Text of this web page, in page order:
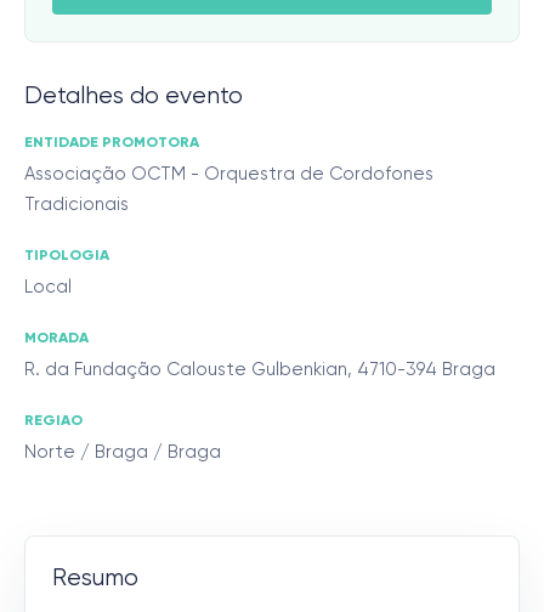
Detalhes do evento
ENTIDADE PROMOTORA
Associação OCTM - Orquestra de Cordofones
Tradicionais
TIPOLOGIA
Local
MORADA
R. da Fundação Calouste Gulbenkian, 4710-394 Braga
REGIAO
Norte / Braga / Braga
Resumo